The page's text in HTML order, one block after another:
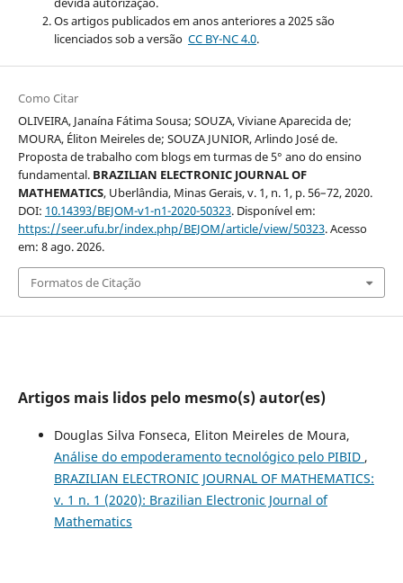
Os artigos publicados em anos anteriores a 2025 são
licenciados sob a versão CC BY-NC 4.0.
Como Citar
OLIVEIRA, Janaína Fátima Sousa; SOUZA, Viviane Aparecida de;
MOURA, Éliton Meireles de; SOUZA JUNIOR, Arlindo José de.
Proposta de trabalho com blogs em turmas de 5° ano do ensino
fundamental. BRAZILIAN ELECTRONIC JOURNAL OF
MATHEMATICS, Uberlândia, Minas Gerais, v. 1, n. 1, p. 56–72, 2020.
DOI: 10.14393/BEJOM-v1-n1-2020-50323. Disponível em:
https://seer.ufu.br/index.php/BEJOM/article/view/50323. Acesso
em: 8 ago. 2026.
Formatos de Citação
Artigos mais lidos pelo mesmo(s) autor(es)
Douglas Silva Fonseca, Eliton Meireles de Moura,
Análise do empoderamento tecnológico pelo PIBID ,
BRAZILIAN ELECTRONIC JOURNAL OF MATHEMATICS:
v. 1 n. 1 (2020): Brazilian Electronic Journal of
Mathematics